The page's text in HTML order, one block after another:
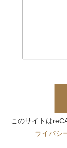
このサイトは
ライバシ